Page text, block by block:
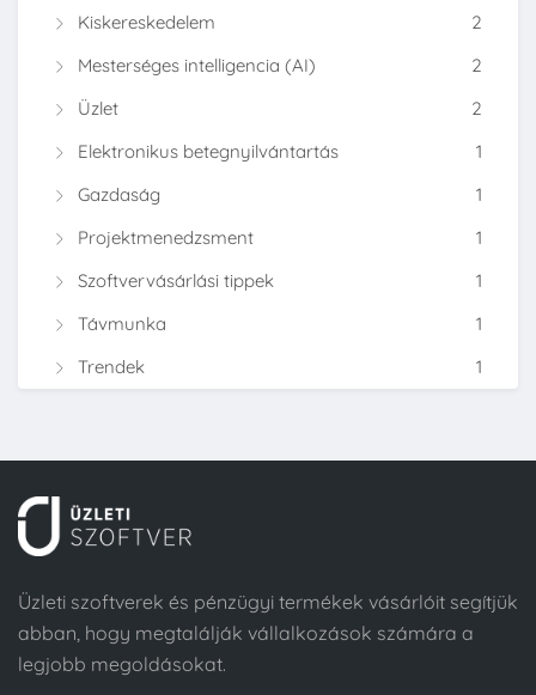
Kiskereskedelem
2
Mesterséges intelligencia (AI)
2
Üzlet
2
Elektronikus betegnyilvántartás
1
Gazdaság
1
Projektmenedzsment
1
Szoftvervásárlási tippek
1
Távmunka
1
Trendek
1
Üzleti szoftverek és pénzügyi termékek vásárlóit segítjük
abban, hogy megtalálják vállalkozások számára a
legjobb megoldásokat.